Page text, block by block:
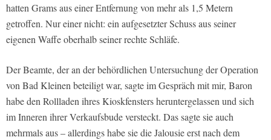
hatten Grams aus einer Entfernung von mehr als 1,5 Metern
getroffen. Nur einer nicht: ein aufgesetzter Schuss aus seiner
eigenen Waffe oberhalb seiner rechte Schläfe.
Der Beamte, der an der behördlichen Untersuchung der Operation
von Bad Kleinen beteiligt war, sagte im Gespräch mit mir, Baron
habe den Rollladen ihres Kioskfensters heruntergelassen und sich
im Inneren ihrer Verkaufsbude versteckt. Das sagte sie auch
mehrmals aus – allerdings habe sie die Jalousie erst nach dem